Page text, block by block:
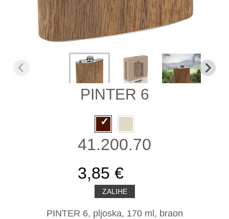
PINTER 6
41.200.70
3,85 €
ZALIHE
PINTER 6, pljoska, 170 ml, braon